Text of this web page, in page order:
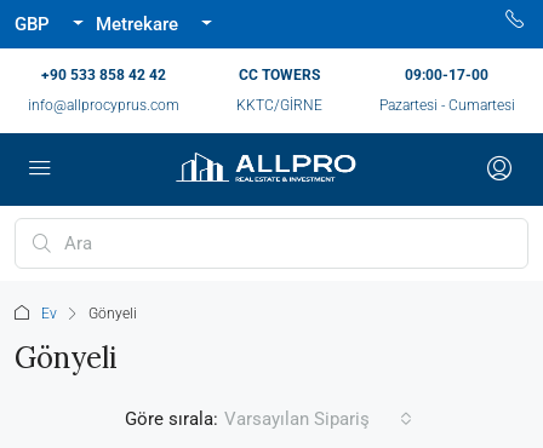
GBP Metrekare
‪+90 533 858 42 42‬
info@allprocyprus.com
CC TOWERS
KKTC/GİRNE
09:00-17-00
Pazartesi - Cumartesi
Ev Gönyeli
Gönyeli
Göre sırala: Varsayılan Sipariş